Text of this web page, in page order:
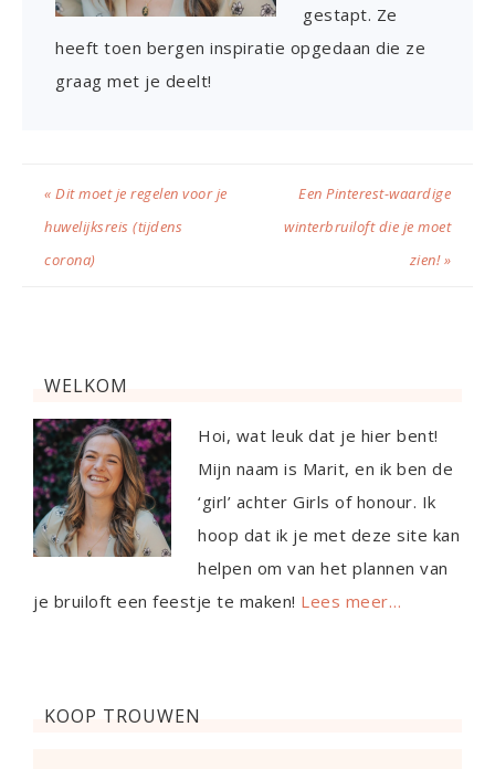
gestapt. Ze
heeft toen bergen inspiratie opgedaan die ze
graag met je deelt!
« Dit moet je regelen voor je
huwelijksreis (tijdens
corona)
Een Pinterest-waardige
winterbruiloft die je moet
zien! »
WELKOM
Hoi, wat leuk dat je hier bent!
Mijn naam is Marit, en ik ben de
‘girl’ achter Girls of honour. Ik
hoop dat ik je met deze site kan
helpen om van het plannen van
je bruiloft een feestje te maken! Lees meer…
KOOP TROUWEN